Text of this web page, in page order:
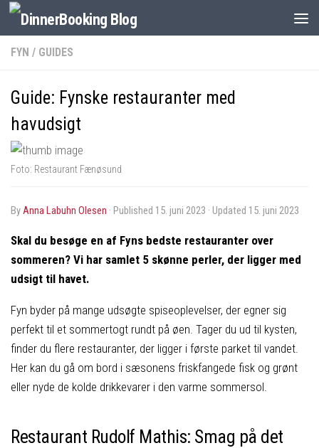
FYN / GUIDES
Guide: Fynske restauranter med
havudsigt
Foto: Restaurant Fænøsund
byAnna Labuhn Olesen · Published 15. juni 2023 · Updated 15. juni 2023
Skal du besøge en af Fyns bedste restauranter over
sommeren? Vi har samlet 5 skønne perler, der ligger med
udsigt til havet.
Fyn byder på mange udsøgte spiseoplevelser, der egner sig
perfekt til et sommertogt rundt på øen. Tager du ud til kysten,
finder du flere restauranter, der ligger i første parket til vandet.
Her kan du gå om bord i sæsonens friskfangede fisk og grønt
eller nyde de kolde drikkevarer i den varme sommersol.
Restaurant Rudolf Mathis: Smag på det